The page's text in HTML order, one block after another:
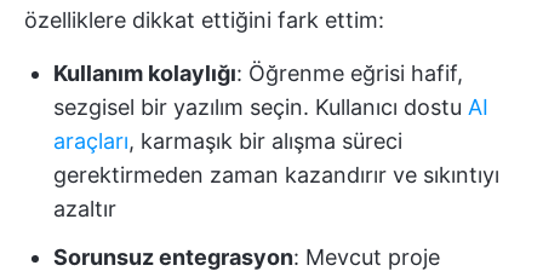
özelliklere dikkat ettiğini fark ettim:
Kullanım kolaylığı: Öğrenme eğrisi hafif,
sezgisel bir yazılım seçin. Kullanıcı dostu AI
araçları, karmaşık bir alışma süreci
gerektirmeden zaman kazandırır ve sıkıntıyı
azaltır
Sorunsuz entegrasyon: Mevcut proje